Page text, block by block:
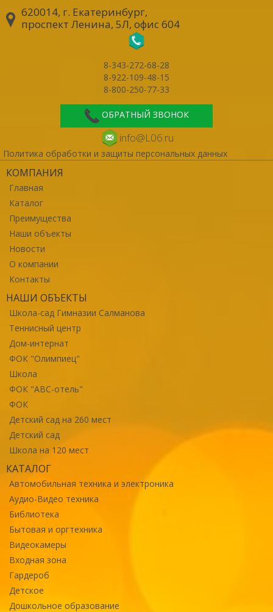
620014, г. Екатеринбург,
проспект Ленина, 5Л, офис 604
8-343-272-68-28
8-922-109-48-15
8-800-250-77-33
ОБРАТНЫЙ ЗВОНОК
info@L06.ru
Политика обработки и защиты персональных данных
КОМПАНИЯ
Главная
Каталог
Преимущества
Наши объекты
Новости
О компании
Контакты
НАШИ ОБЪЕКТЫ
Школа-сад Гимназии Салманова
Теннисный центр
Дом-интернат
ФОК "Олимпиец"
Школа
ФОК "ABC-отель"
ФОК
Детский сад на 260 мест
Детский сад
Школа на 120 мест
КАТАЛОГ
Автомобильная техника и электроника
Аудио-Видео техника
Библиотека
Бытовая и оргтехника
Видеокамеры
Входная зона
Гардероб
Детское
Дошкольное образование